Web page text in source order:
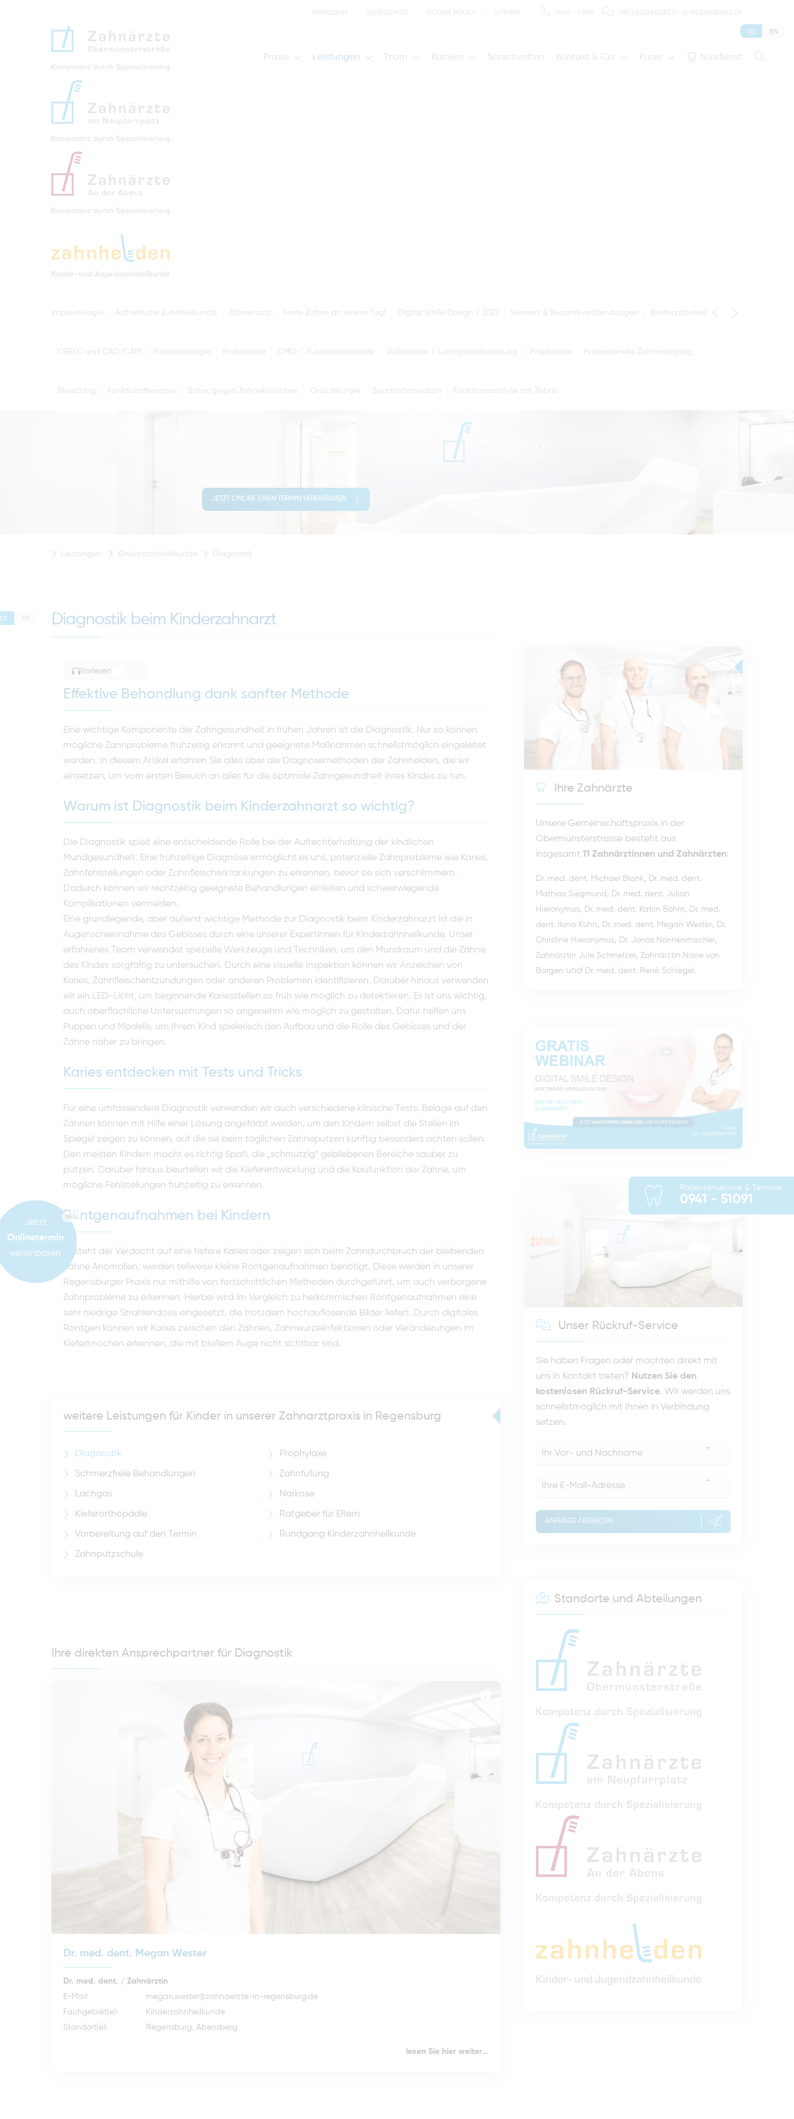
Praxis Leistungen Team Karriere Sprechzeiten Kontakt & Co. Kurse Notdienst
DE EN
Implantologie Ästhetische Zahnheilkunde Zahnersatz Feste Zähne an einem Tag! Digital Smile Design / DSD Veneers & Keramikverblendungen Kinderzahnheilkunde
CEREC und CAD/CAM Parodontologie Endodontie CMD-/ Funktionstherapie Vollnarkose / Lachgasbehandlung Prophylaxe Professionelle Zahnreinigung
Bleaching Funktionstherapie Botox gegen Zähneknirschen Oralchirurgie Sportzahnmedizin Funktionsanalyse mit Zebris
JETZT ONLINE EINEN TERMIN VEREINBAREN
Leistungen Kinderzahnheilkunde Diagnostik
DE EN Diagnostik beim Kinderzahnarzt
Vorlesen
Effektive Behandlung dank sanfter Methode
Eine wichtige Komponente der Zahngesundheit in frühen Jahren ist die Diagnostik. Nur so können
mögliche Zahnprobleme frühzeitig erkannt und geeignete Maßnahmen schnellstmöglich eingeleitet
werden. In diesem Artikel erfahren Sie alles über die Diagnosemethoden der Zahnhelden, die wir
einsetzen, um vom ersten Besuch an alles für die optimale Zahngesundheit Ihres Kindes zu tun.
Warum ist Diagnostik beim Kinderzahnarzt so wichtig?
Die Diagnostik spielt eine entscheidende Rolle bei der Aufrechterhaltung der kindlichen
Mundgesundheit. Eine frühzeitige Diagnose ermöglicht es uns, potenzielle Zahnprobleme wie Karies,
Zahnfehlstellungen oder Zahnfleischerkrankungen zu erkennen, bevor sie sich verschlimmern.
Dadurch können wir rechtzeitig geeignete Behandlungen einleiten und schwerwiegende
Komplikationen vermeiden.
Eine grundlegende, aber äußerst wichtige Methode zur Diagnostik beim Kinderzahnarzt ist die in
Augenscheinnahme des Gebisses durch eine unserer Expertinnen für Kinderzahnheilkunde. Unser
erfahrenes Team verwendet spezielle Werkzeuge und Techniken, um den Mundraum und die Zähne
des Kindes sorgfältig zu untersuchen. Durch eine visuelle Inspektion können wir Anzeichen von
Karies, Zahnfleischentzündungen oder anderen Problemen identifizieren. Darüber hinaus verwenden
wir ein LED-Licht, um beginnende Kariesstellen so früh wie möglich zu detektieren. Es ist uns wichtig,
auch oberflächliche Untersuchungen so angenehm wie möglich zu gestalten. Dafür helfen uns
Puppen und Modelle, um Ihrem Kind spielerisch den Aufbau und die Rolle des Gebisses und der
Zähne näher zu bringen.
Karies entdecken mit Tests und Tricks
Für eine umfassendere Diagnostik verwenden wir auch verschiedene klinische Tests. Beläge auf den
Zähnen können mit Hilfe einer Lösung angefärbt werden, um den Kindern selbst die Stellen im
Spiegel zeigen zu können, auf die sie beim täglichen Zähneputzen künftig besonders achten sollen.
Den meisten Kindern macht es richtig Spaß, die „schmutzig“ gebliebenen Bereiche sauber zu
putzen. Darüber hinaus beurteilen wir die Kieferentwicklung und die Kaufunktion der Zähne, um
mögliche Fehlstellungen frühzeitig zu erkennen.
Röntgenaufnahmen bei Kindern
Besteht der Verdacht auf eine tiefere Karies oder zeigen sich beim Zahndurchbruch der bleibenden
Zähne Anomalien, werden teilweise kleine Röntgenaufnahmen benötigt. Diese werden in unserer
Regensburger Praxis nur mithilfe von fortschrittlichen Methoden durchgeführt, um auch verborgene
Zahnprobleme zu erkennen. Hierbei wird im Vergleich zu herkömmlichen Röntgenaufnahmen eine
sehr niedrige Strahlendosis eingesetzt, die trotzdem hochauflösende Bilder liefert. Durch digitales
Röntgen können wir Karies zwischen den Zähnen, Zahnwurzelinfektionen oder Veränderungen im
Kieferknochen erkennen, die mit bloßem Auge nicht sichtbar sind.
weitere Leistungen für Kinder in unserer Zahnarztpraxis in Regensburg
Diagnostik Prophylaxe
Schmerzfreie Behandlungen Zahnfüllung
Lachgas Narkose
Kieferorthopädie Ratgeber für Eltern
Vorbereitung auf den Termin Rundgang Kinderzahnheilkunde
Zahnputzschule
Ihre direkten Ansprechpartner für Diagnostik
Dr. med. dent. Megan Wester
Dr. med. dent. / Zahnärztin
E-Mail:
megan.wester@zahnaerzte-in-regensburg.de
Fachgebiet(e):
Kinderzahnheilkunde
Standort(e):
Regensburg, Abensberg
lesen Sie hier weiter...
Ihre Zahnärzte
Unsere Gemeinschaftspraxis in der
Obermünsterstrasse besteht aus
insgesamt 11 Zahnärztinnen und Zahnärzten:
Dr. med. dent. Michael Blank, Dr. med. dent.
Mathias Siegmund , Dr. med. dent. Julian
Hieronymus, Dr. med. dent. Katrin Böhm, Dr. med.
dent. Ilona Kühn, Dr. med. dent. Megan Wester, Dr.
Christine Hieronymus, Dr. Jonas Nonnenmacher,
Zahnärztin Jule Schmelzer, Zahnärztin Nane von
Bargen und Dr. med. dent. René Schlegel .
Unser Rückruf-Service
Sie haben Fragen oder möchten direkt mit
uns in Kontakt treten? Nutzen Sie den
kostenlosen Rückruf-Service. Wir werden uns
schnellstmöglich mit Ihnen in Verbindung
setzen.
*
*
ANFRAGE ABSENDEN
Standorte und Abteilungen
NEU
Jetzt
Onlinetermin
vereinbaren
Patientenservice & Termine
0941 - 51091